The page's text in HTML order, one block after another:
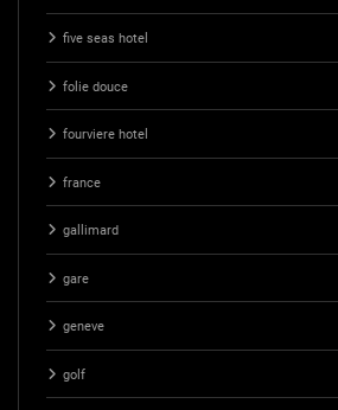
five seas hotel
folie douce
fourviere hotel
france
gallimard
gare
geneve
golf